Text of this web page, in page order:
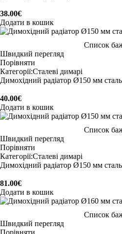
38.00€
Додати в кошик
Список
Швидкий перегляд
Порівняти
Категорії:Сталеві димарі
Димохідний радіатор Ø150 мм
40.00€
Додати в кошик
Список
Швидкий перегляд
Порівняти
Категорії:Сталеві димарі
Димохідний радіатор Ø150 мм
81.00€
Додати в кошик
Список
Швидкий перегляд
Порівняти